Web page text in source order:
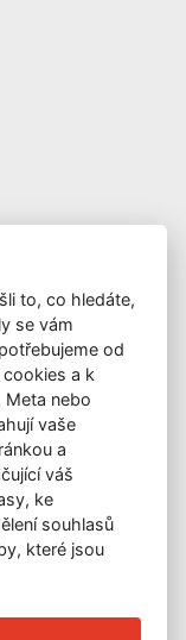
to, co hledáte,
se vám
od
a k
nebo
vaše
a
váš
ke
souhlasů
které jsou